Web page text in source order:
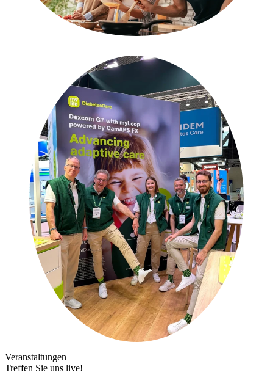
Veranstaltungen
Treffen Sie uns live!